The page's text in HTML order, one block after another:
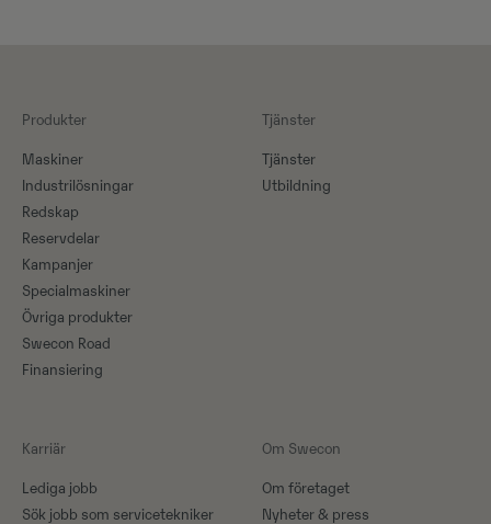
Produkter
Maskiner​
Industrilösningar
Redskap
Reservdelar
Kampanjer
Specialmaskiner
Övriga produkter
Swecon Road
Finansiering
Tjänster
Tjänster
Utbildning
Karriär
Lediga jobb
Sök jobb som servicetekniker
Om Swecon
Om företaget
Nyheter & press